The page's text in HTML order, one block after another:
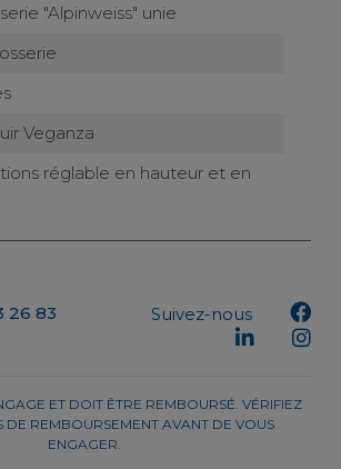
"Alpinweiss" unie
Veganza
réglable en hauteur et en
26 83
Suivez-nous
ET DOIT ÊTRE REMBOURSÉ. VÉRIFIEZ
DE REMBOURSEMENT AVANT DE VOUS
ENGAGER.